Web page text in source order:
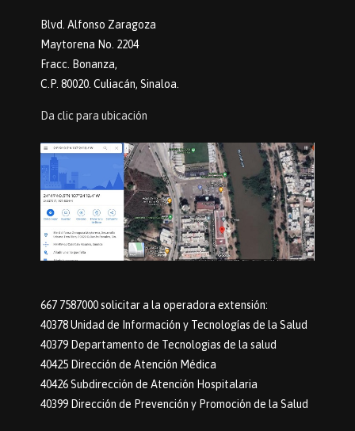
Blvd. Alfonso Zaragoza
Maytorena No. 2204
Fracc. Bonanza,
C.P. 80020. Culiacán, Sinaloa.
Da clic para ubicación
667 7587000 solicitar a la operadora extensión:
40378 Unidad de Información y Tecnologías de la Salud
40379 Departamento de Tecnologias de la salud
40425 Dirección de Atención Médica
40426 Subdirección de Atención Hospitalaria
40399 Dirección de Prevención y Promoción de la Salud